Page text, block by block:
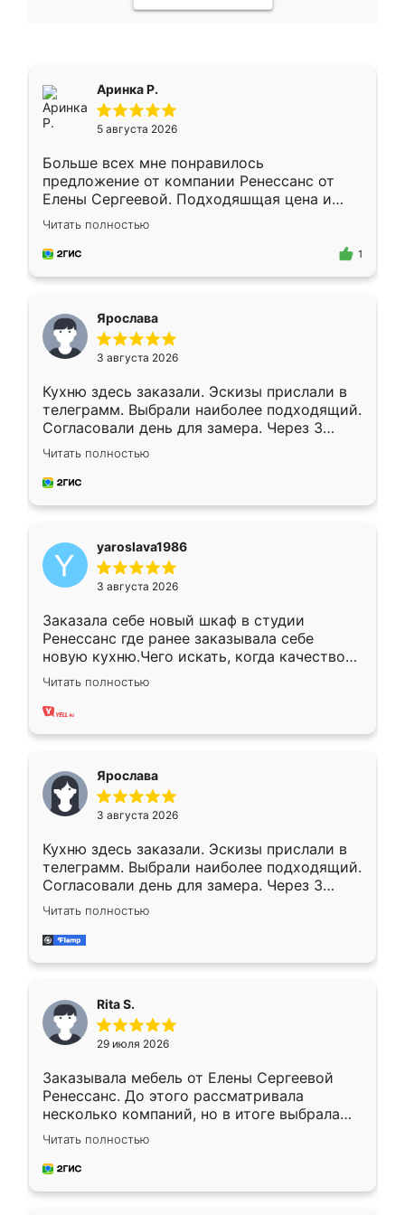
Аринка Р.
5 августа 2026
Больше всех мне понравилось
предложение от компании Ренессанс от
Елены Сергеевой. Подходяшщая цена и
короткие сроки изготовления. Приехавший
для замера сотрудник Владислав
предложил по моему эскизу самый
Читать полностью
1
Ярослава
3 августа 2026
Кухню здесь заказали. Эскизы прислали в
телеграмм. Выбрали наиболее подходящий.
Согласовали день для замера. Через 3
недели кухня была уже готова. Остались
довольны работой. Спасибо Ренессанс
мебель за качественную работу!
Читать полностью
yaroslava1986
3 августа 2026
Заказала себе новый шкаф в студии
Ренессанс где ранее заказывала себе
новую кухню.Чего искать, когда качеством
вполне довольна. Служит кухня уже почти
два года, нареканий нет.
Читать полностью
Ярослава
3 августа 2026
Кухню здесь заказали. Эскизы прислали в
телеграмм. Выбрали наиболее подходящий.
Согласовали день для замера. Через 3
недели кухня была уже готова. Остались
довольны работой. Спасибо Ренессанс
мебель за качественную работу!
Читать полностью
Rita S.
29 июля 2026
Заказывала мебель от Елены Сергеевой
Ренессанс. До этого рассматривала
несколько компаний, но в итоге выбрала
эту. Сначала обговорили условия, потом
приехал замерщик, всё спокойно объяснил
и снял размеры. Изготовили в срок, с
Читать полностью